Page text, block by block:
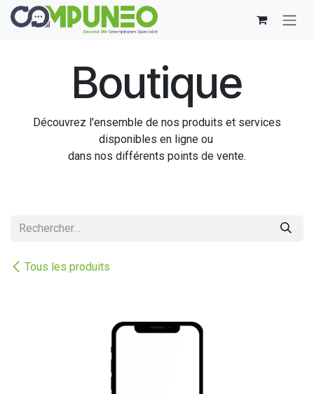
Se rendre au contenu
Boutique
Découvrez l'ensemble de nos produits et services
disponibles en ligne ou
dans nos différents points de vente.
Tous les produits